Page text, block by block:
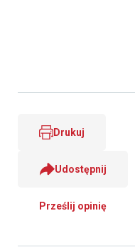
Drukuj
Udostępnij
Prześlij opinię